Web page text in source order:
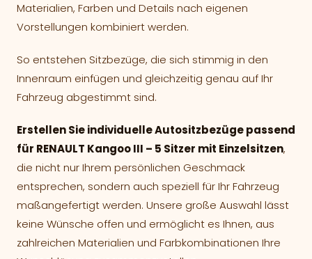
Materialien, Farben und Details nach eigenen
Vorstellungen kombiniert werden.
So entstehen Sitzbezüge, die sich stimmig in den
Innenraum einfügen und gleichzeitig genau auf Ihr
Fahrzeug abgestimmt sind.
Erstellen Sie individuelle Autositzbezüge passend
für RENAULT Kangoo III – 5 Sitzer mit Einzelsitzen,
die nicht nur Ihrem persönlichen Geschmack
entsprechen, sondern auch speziell für Ihr Fahrzeug
maßangefertigt werden. Unsere große Auswahl lässt
keine Wünsche offen und ermöglicht es Ihnen, aus
zahlreichen Materialien und Farbkombinationen Ihre